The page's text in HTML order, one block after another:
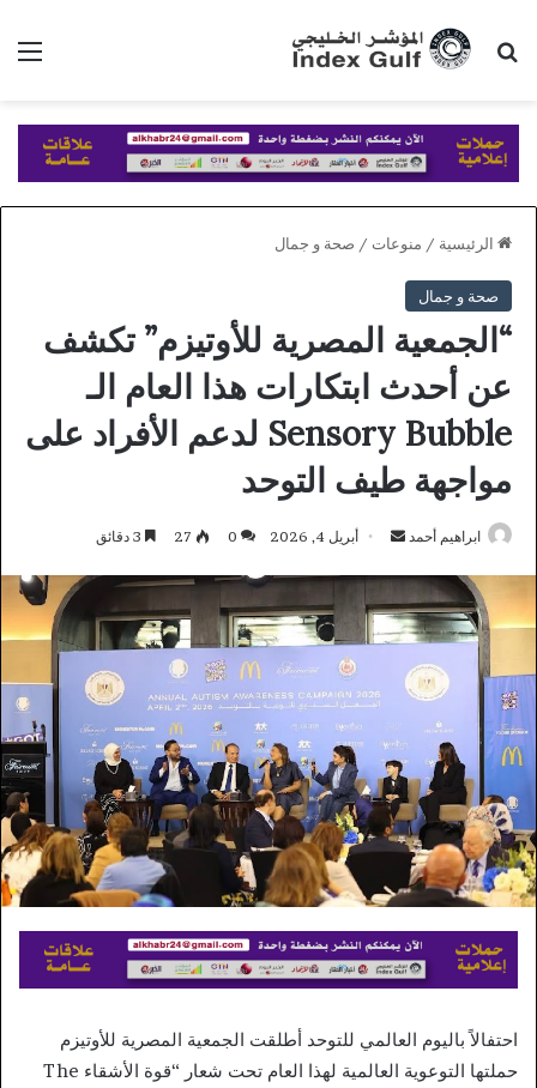
بحث عن
الرئيسية / منوعات / صحة و جمال
صحة و جمال
“الجمعية المصرية للأوتيزم” تكشف
عن أحدث ابتكارات هذا العام الـ
Sensory Bubble لدعم الأفراد على
مواجهة طيف التوحد
ابراهيم أحمد
أرسل أبريل 4, 2026 0
27
احتفالاً باليوم العالمي للتوحد أطلقت الجمعية المصرية للأوتيزم
حملتها التوعوية العالمية لهذا العام تحت شعار “قوة الأشقاء The